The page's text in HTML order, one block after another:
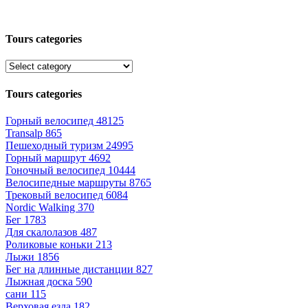
Tours categories
Tours categories
Горный велосипед 48125
Transalp 865
Пешеходный туризм 24995
Горный маршрут 4692
Гоночный велосипед 10444
Велосипедные маршруты 8765
Трековый велосипед 6084
Nordic Walking 370
Бег 1783
Для скалолазов 487
Роликовые коньки 213
Лыжи 1856
Бег на длинные дистанции 827
Лыжная доска 590
сани 115